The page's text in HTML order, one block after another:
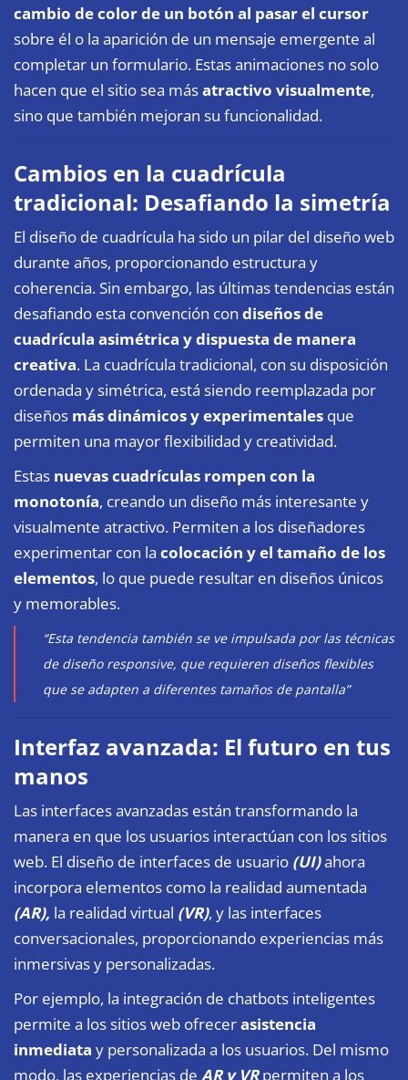
cambio de color de un botón al pasar el cursor
sobre él o la aparición de un mensaje emergente al
completar un formulario. Estas animaciones no solo
hacen que el sitio sea másatractivo visualmente,
sino que también mejoran su funcionalidad.
Cambios en la cuadrícula
tradicional: Desafiando la simetría
El diseño de cuadrícula ha sido un pilar del diseño web
durante años, proporcionando estructura y
coherencia. Sin embargo, las últimas tendencias están
desafiando esta convención con diseños de
cuadrícula asimétrica y dispuesta de manera
creativa. La cuadrícula tradicional, con su disposición
ordenada y simétrica, está siendo reemplazada por
diseños más dinámicos y experimentales que
permiten una mayor flexibilidad y creatividad.
Estas nuevas cuadrículas rompen con la
monotonía, creando un diseño más interesante y
visualmente atractivo. Permiten a los diseñadores
experimentar con la colocación y el tamaño de los
elementos, lo que puede resultar en diseños únicos
y memorables.
“Esta tendencia también se ve impulsada por las técnicas
de diseño responsive, que requieren diseños flexibles
que se adapten a diferentes tamaños de pantalla”
Interfaz avanzada: El futuro en tus
manos
Las interfaces avanzadas están transformando la
manera en que los usuarios interactúan con los sitios
web. El diseño de interfaces de usuario (UI)ahora
incorpora elementos como la realidad aumentada
(AR), la realidad virtual (VR), y las interfaces
conversacionales, proporcionando experiencias más
inmersivas y personalizadas.
Por ejemplo, la integración de chatbots inteligentes
permite a los sitios web ofrecerasistencia
inmediata y personalizada a los usuarios. Del mismo
modo, las experiencias de AR y VRpermiten a los